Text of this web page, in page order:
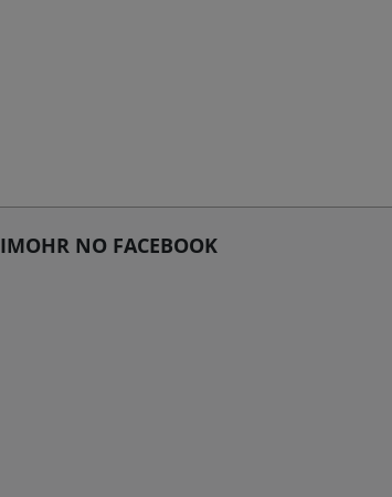
IMOHR NO FACEBOOK